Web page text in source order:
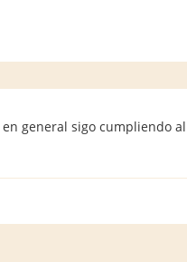
general sigo cumpliendo